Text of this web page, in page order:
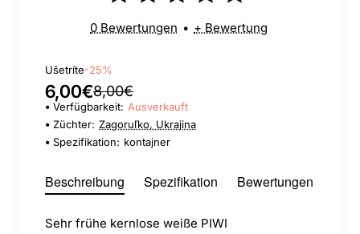
0 Bewertungen • + Bewertung
Ušetríte-25%
6,00€8,00€
Verfügbarkeit: Ausverkauft
Züchter: Zagoruľko, Ukrajina
Spezifikation: kontajner
Beschreibung Spezifikation Bewertungen
Sehr frühe kernlose weiße PIWI